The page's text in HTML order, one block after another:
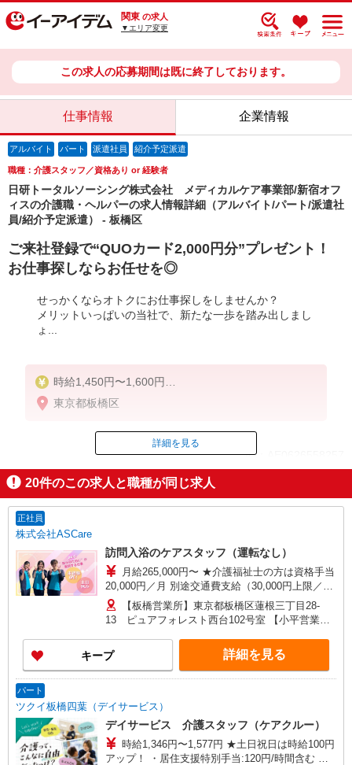
関東 の求人
▼エリア変更
この求人の応募期間は既に終了しております。
仕事情報 企業情報
アルバイト パート 派遣社員 紹介予定派遣
職種：介護スタッフ／資格あり or 経験者
日研トータルソーシング株式会社 メディカルケア事業部/新宿オフ
ィスの介護職・ヘルパーの求人情報詳細（アルバイト/パート/派遣社
員/紹介予定派遣） - 板橋区
ご来社登録で“QUOカード2,000円分”プレゼント！
お仕事探しならお任せを◎
せっかくならオトクにお仕事探しをしませんか？
メリットいっぱいの当社で、新たな一歩を踏み出しまし
ょ...
時給1,450円〜1,600円
◆無資格・経験者：時給1,450円〜
◆初任者研修・経験者：時給1,500円〜
◆介護福祉士・経験者：時給1,600円〜
※経験者は3ヶ月以上
※給与幅は経験・能力による
★週払いOK（規定あり）
東京都板橋区
ID：AE0626558257
掲載期間終了
詳細を見る
20件のこの求人と職種が同じ求人
正社員
株式会社ASCare
訪問入浴のケアスタッフ（運転なし）
月給265,000円〜 ★介護福祉士の方は資格手当
20,000円／月 別途交通費支給（30,000円上限／
月） 別途残業手当（月平均残業時間15時間）残業
代全額支給
【板橋営業所】東京都板橋区蓮根三丁目28-
13 ピュアフォレスト西台102号室 【小平営業
ン1F東 【在宅介護センター調布】東京都調布市国
領町五丁目4-17 パレス調布1990A館 【在宅介護
センター府中】東京都府中市武蔵台二丁目20-16
士見町一丁目21-18 野村ビル101号室 【在宅介護
センター成瀬】東京都町田市南成瀬五丁目1-6 コ
ーポ台益ナルセ B1F
キープ 詳細を見る
パート
ツクイ板橋四葉（デイサービス）
デイサービス 介護スタッフ（ケアクルー）
時給1,346円〜1,577円 ★土日祝日は時給100円
アップ！ ・居住支援特別手当:120円/時間含む ※